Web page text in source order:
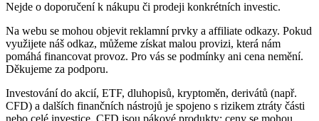
Nejde o doporučení k nákupu či prodeji konkrétních investic.
Na webu se mohou objevit reklamní prvky a affiliate odkazy. Pokud
využijete náš odkaz, můžeme získat malou provizi, která nám
pomáhá financovat provoz. Pro vás se podmínky ani cena nemění.
Děkujeme za podporu.
Investování do akcií, ETF, dluhopisů, kryptoměn, derivátů (např.
CFD) a dalších finančních nástrojů je spojeno s rizikem ztráty části
nebo celé investice. CFD jsou pákové produkty; ceny se mohou